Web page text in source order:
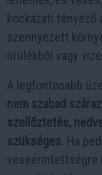
kockázati tényező
szennyezett
ürülékből vagy
A legfontosabb
nem szabad
szellőztetés,
szükséges . Ha
veseérintettségre